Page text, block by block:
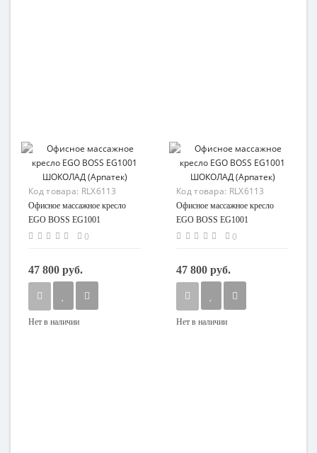
Код товара: RLX6113
Офисное массажное кресло
EGO BOSS EG1001
ШОКОЛАД (Арпатек)
0
47 800 руб.
Нет в наличии
Код товара: RLX6113
Офисное массажное кресло
EGO BOSS EG1001
ШОКОЛАД (Арпатек)
0
47 800 руб.
Нет в наличии